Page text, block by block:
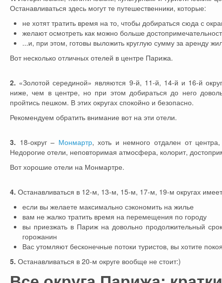
Останавливаться здесь могут те путешественники, которые:
не хотят тратить время на то, чтобы добираться сюда с
желают осмотреть как можно больше
...и, при этом, готовы выложить круглую сумму за аренду
Вот несколько отличных отелей в центре Парижа.
2. «Золотой серединой» являются 9-й, 11-й, 14-й и 16-й
ниже, чем в центре, но при этом добираться до него
пройтись пешком. В этих округах спокойно и безопасно.
Рекомендуем обратить внимание вот на эти отели.
3. 18-округ – Монмартр, хоть и немного отдален от
Недорогие отели, неповторимая атмосфера, колорит,
Вот хорошие отели на Монмартре.
4. Останавливаться в 12-м, 13-м, 15-м, 17-м, 19-м округах
если вы желаете максимально сэкономить на жилье
вам не жалко тратить время на перемещения по городу
вы приезжать в Париж на довольно продолжительный
горожанин
Вас утомляют бесконечные потоки туристов, вы хотите
5. Останавливаться в 20-м округе вообще не стоит:)